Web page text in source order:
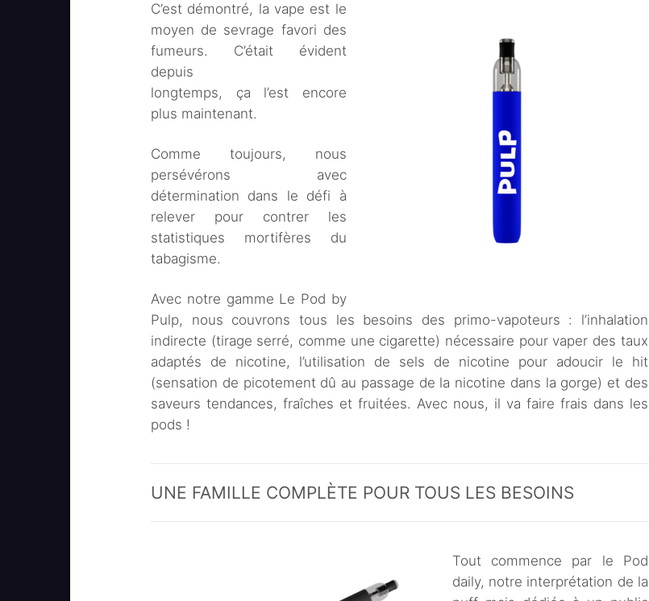
C’est démontré, la vape est le
moyen de sevrage favori des
fumeurs. C’était évident
depuis
longtemps, ça l’est encore
plus maintenant.
Comme toujours, nous
persévérons avec
détermination dans le défi à
relever pour contrer les
statistiques mortifères du
tabagisme.
Avec notre gamme Le Pod by
Pulp, nous couvrons tous les besoins des primo-vapoteurs : l’inhalation
indirecte (tirage serré, comme une cigarette) nécessaire pour vaper des taux
adaptés de nicotine, l’utilisation de sels de nicotine pour adoucir le hit
(sensation de picotement dû au passage de la nicotine dans la gorge) et des
saveurs tendances, fraîches et fruitées. Avec nous, il va faire frais dans les
pods !
UNE FAMILLE COMPLÈTE POUR TOUS LES BESOINS
Tout commence par le Pod
daily, notre interprétation de la